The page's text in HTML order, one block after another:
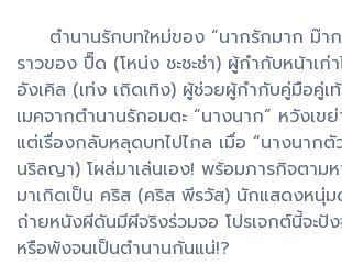
ตำนานรักบทใหม่ของ “นากรักมาก ม๊าก
ราวของ ปื๊ด (โหน่ง ชะชะช่า) ผู้กำกับหน้าเก่
อังเคิล (เท่ง เถิดเทิง) ผู้ช่วยผู้กำกับคู่มือคู่เ
เมคจากตำนานรักอมตะ “นางนาก” หวังเขย่
แต่เรื่องกลับหลุดบทไปไกล เมื่อ “นางนาก
นริลญา) โผล่มาเล่นเอง! พร้อมภารกิจตาม
มาเกิดเป็น คริส (คริส พีรวัส) นักแสดงหนุ่ม
ถ่ายหนังผีดันมีผีจริงร่วมจอ โปรเจกต์นี้จะปั
หรือพังจนเป็นตำนานกันแน่!?